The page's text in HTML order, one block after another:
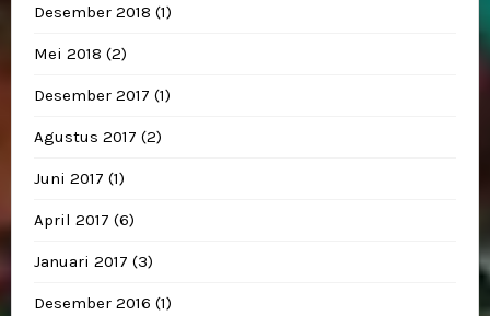
Desember 2018 (1)
Mei 2018 (2)
Desember 2017 (1)
Agustus 2017 (2)
Juni 2017 (1)
April 2017 (6)
Januari 2017 (3)
Desember 2016 (1)